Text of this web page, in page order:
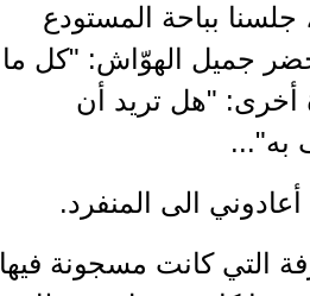
بباحة المستودع
جميل الهوّاش: "كل ما
أخرى: "هل تريد أن
به"...
الى المنفرد.
التي كانت مسجونة فيها